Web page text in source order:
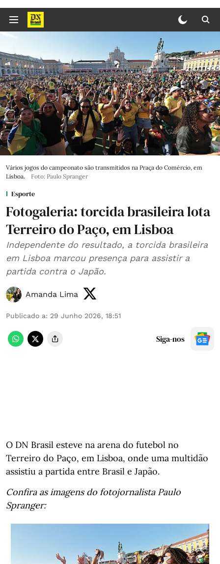
Vários jogos do campeonato são transmitidos na Praça do Comércio, em
Lisboa.
Foto: Paulo Spranger
Esporte
Fotogaleria: torcida brasileira lota
Terreiro do Paço, em Lisboa
Independente do resultado, a torcida brasileira
em Lisboa marcou presença para assistir a
partida contra o Japão.
Amanda Lima
Publicado a: 29 Junho 2026, 18:51
Siga-nos
O DN Brasil esteve na arena do futebol no
Terreiro do Paço, em Lisboa, onde uma multidão
assistiu a partida entre Brasil e Japão.
Confira as imagens do fotojornalista Paulo
Spranger: